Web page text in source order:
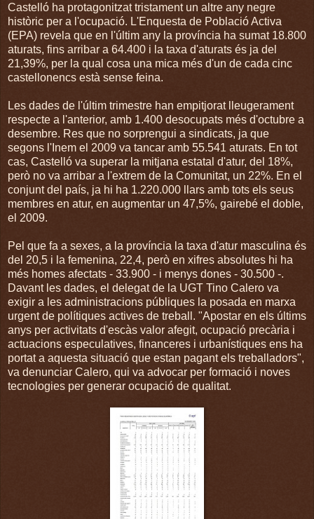
Castelló ha protagonitzat tristament un altre any negre
històric per a l'ocupació. L'Enquesta de Població Activa
(EPA) revela que en l'últim any la província ha sumat 18.800
aturats, fins arribar a 64.400 i la taxa d'aturats és ja del
21,39%, per la qual cosa una mica més d'un de cada cinc
castellonencs està sense feina.
Les dades de l'últim trimestre han empitjorat lleugerament
respecte a l'anterior, amb 1.400 desocupats més d'octubre a
desembre. Res que no sorprengui a sindicats, ja que
segons l'Inem el 2009 va tancar amb 55.541 aturats. En tot
cas, Castelló va superar la mitjana estatal d'atur, del 18%,
però no va arribar a l'extrem de la Comunitat, un 22%. En el
conjunt del país, ja hi ha 1.220.000 llars amb tots els seus
membres en atur, en augmentar un 47,5%, gairebé el doble,
el 2009.
Pel que fa a sexes, a la província la taxa d'atur masculina és
del 20,5 i la femenina, 22,4, però en xifres absolutes hi ha
més homes afectats - 33.900 - i menys dones - 30.500 -.
Davant les dades, el delegat de la UGT Tino Calero va
exigir a les administracions públiques la posada en marxa
urgent de polítiques actives de treball. "Apostar en els últims
anys per activitats d'escàs valor afegit, ocupació precària i
actuacions especulatives, financeres i urbanístiques ens ha
portat a aquesta situació que estan pagant els treballadors",
va denunciar Calero, qui va advocar per formació i noves
tecnologies per generar ocupació de qualitat.